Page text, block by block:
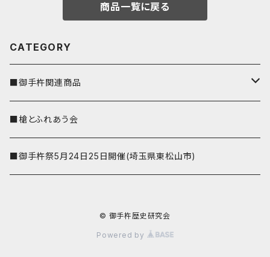
商品一覧に戻る
CATEGORY
■御手杵関連商品
しおり
■槍とふれあう会
■御手杵祭5月24日25日開催(埼玉県東松山市)
© 御手杵歴史研究会
Powered by